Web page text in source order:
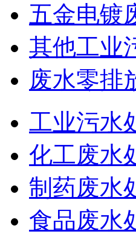
五金电镀
其他工业
废水零排
工业污水
化工废水
制药废水
食品废水